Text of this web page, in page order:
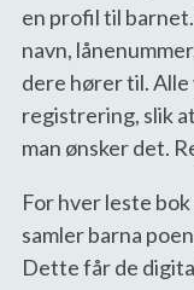
en profil til
navn,
dere hører til.
registrering, slik
man ønsker det.
For hver leste
samler barna
Dette får de